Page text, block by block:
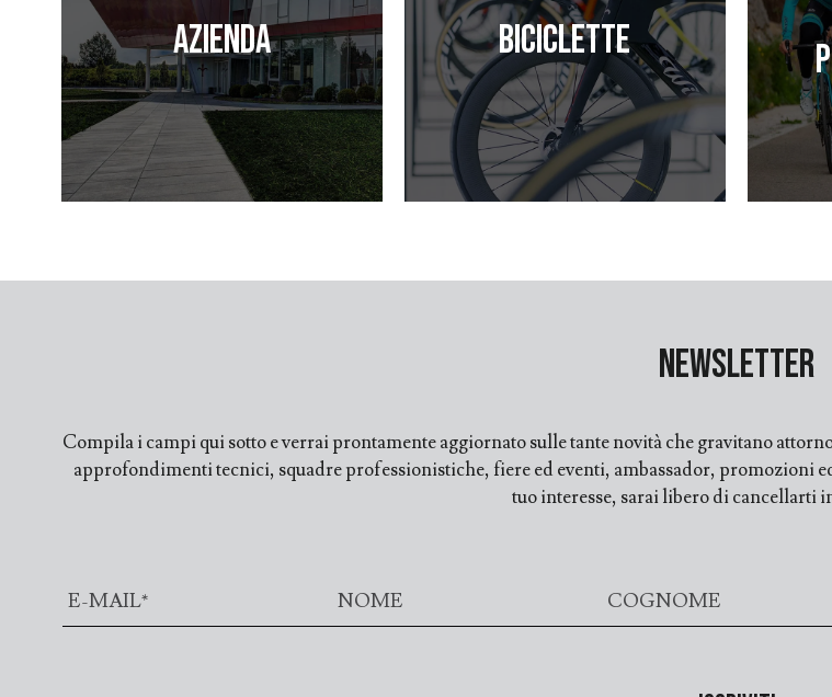
Azienda Biciclette
Newsletter
Compila i campi qui sotto e verrai prontamente aggiornato sulle tante novità che gravitano
approfondimenti tecnici, squadre professionistiche, fiere ed eventi, ambassador, promozioni
tuo interesse, sarai libero di cancellarti